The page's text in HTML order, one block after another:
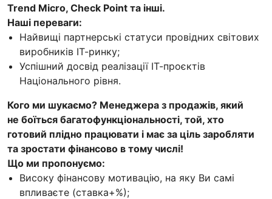
Trend Micro, Check Point та інші.
Наші переваги:
Найвищі партнерські статуси провідних світових
виробників ІТ-ринку;
Успішний досвід реалізації ІТ-проєктів
Національного рівня.
Кого ми шукаємо? Менеджера з продажів, який
не боїться багатофункціональності, той, хто
готовий плідно працювати і має за ціль заробляти
та зростати фінансово в тому числі!
Що ми пропонуємо:
Високу фінансову мотивацію, на яку Ви самі
впливаєте (ставка+%);